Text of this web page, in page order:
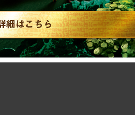
すが、ゲームはチームご